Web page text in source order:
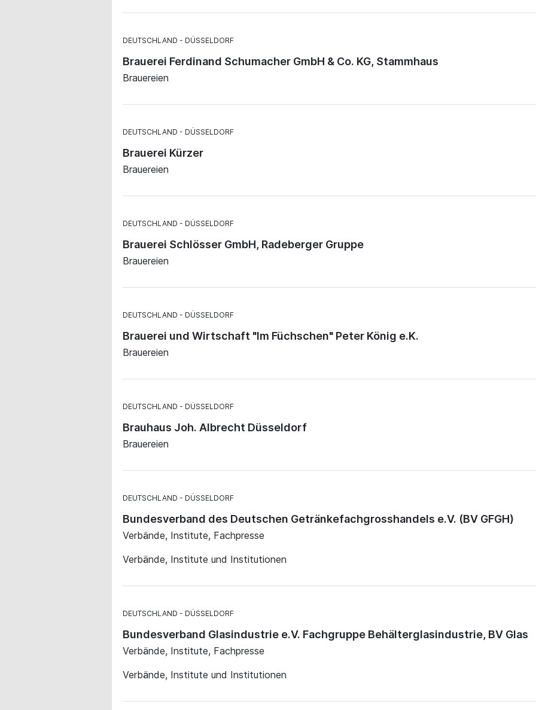
DEUTSCHLAND DÜSSELDORF
Brauerei Ferdinand Schumacher GmbH & Co. KG, Stammhaus
Brauereien
DEUTSCHLAND DÜSSELDORF
Brauerei Kürzer
Brauereien
DEUTSCHLAND DÜSSELDORF
Brauerei Schlösser GmbH, Radeberger Gruppe
Brauereien
DEUTSCHLAND DÜSSELDORF
Brauerei und Wirtschaft "Im Füchschen" Peter König e.K.
Brauereien
DEUTSCHLAND DÜSSELDORF
Brauhaus Joh. Albrecht Düsseldorf
Brauereien
DEUTSCHLAND DÜSSELDORF
Bundesverband des Deutschen Getränkefachgrosshandels e.V. (BV GFGH)
Verbände, Institute, Fachpresse
Verbände, Institute und Institutionen
DEUTSCHLAND DÜSSELDORF
Bundesverband Glasindustrie e.V. Fachgruppe Behälterglasindustrie, BV Glas
Verbände, Institute, Fachpresse
Verbände, Institute und Institutionen